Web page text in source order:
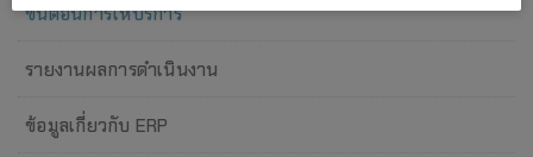
ขั้นตอนการให้บริการ
รายงานผลการดำเนินงาน
ข้อมูลเกี่ยวกับ ERP